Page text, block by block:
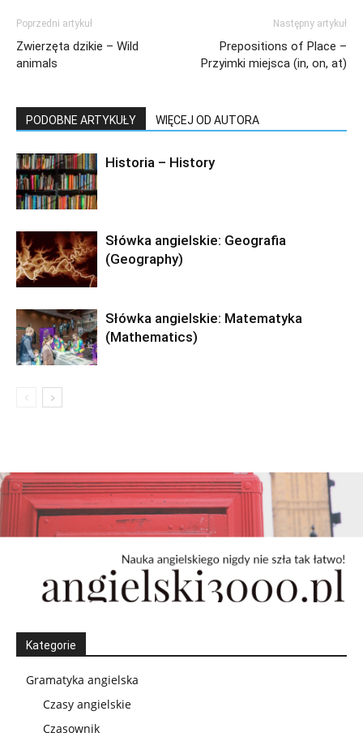
Poprzedni artykuł
Zwierzęta dzikie – Wild
animals
Następny artykuł
Prepositions of Place –
Przyimki miejsca (in, on, at)
PODOBNE ARTYKUŁY WIĘCEJ OD AUTORA
Historia – History
Słówka angielskie: Geografia
(Geography)
Słówka angielskie: Matematyka
(Mathematics)
Kategorie
Gramatyka angielska
Czasy angielskie
Czasownik